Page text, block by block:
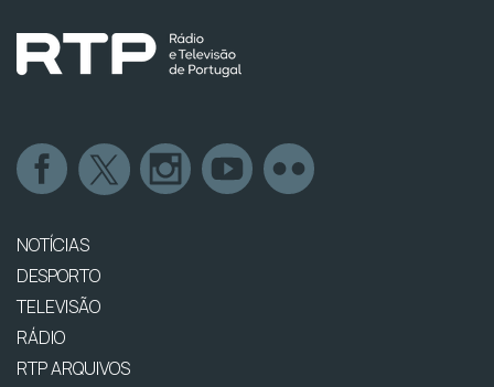
NOTÍCIAS
DESPORTO
TELEVISÃO
RÁDIO
RTP ARQUIVOS